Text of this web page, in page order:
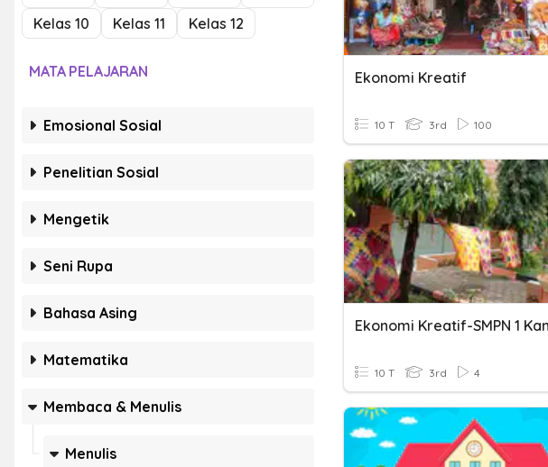
Kelas 10
Kelas 11 Kelas 12
MATA PELAJARAN
Emosional Sosial
Penelitian Sosial
Mengetik
Seni Rupa
Bahasa Asing
Matematika
Membaca & Menulis
Menulis
Ekonomi Kreatif
10 T 3rd 100
10 T 3rd 4